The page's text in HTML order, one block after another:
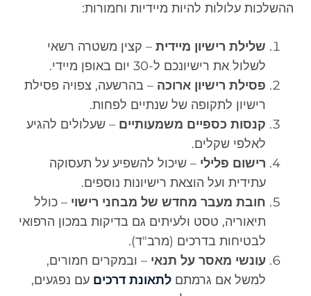
ההשלכות עלולות להיות מיידיות וחמורות:
שלילת רישיון מיידית– קצין משטרה רשאי
לשלול את רישיונכם ל-30 יום באופן מיידי.
פסילת רישיון ארוכה– בהרשעה, צפויה פסילת
רישיון לתקופה של שנתיים לפחות.
קנסות כספיים משמעותיים– שעלולים להגיע
לאלפי שקלים.
רישום פלילי– שיכול להשפיע על תעסוקה
עתידית ועל הוצאת רישיונות נוספים.
חובת מעבר מחדש של מבחני רישוי– כולל
תיאוריה, טסט ולעיתים גם בדיקות במכון הרפואי
לבטיחות בדרכים (מרב"ד).
עונשי מאסר על תנאי– ובמקרים חמורים,
למשל אם גרמתםלתאונת דרכיםעם נפגעים,